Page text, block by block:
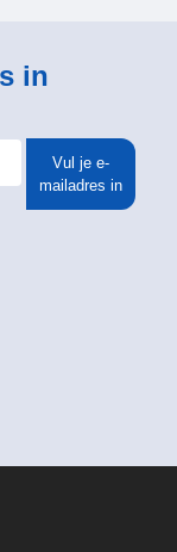
in
Vul je e-
mailadres in